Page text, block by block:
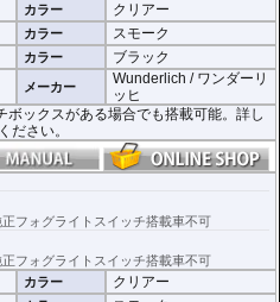
カラー クリアー
カラー スモーク
カラー ブラック
メーカー
Wunderlich / ワンダーリ
ッヒ
ックスがある場合でも搭載可能。詳し
ださい。
フォグライトスイッチ搭載車不可
フォグライトスイッチ搭載車不可
カラー クリアー